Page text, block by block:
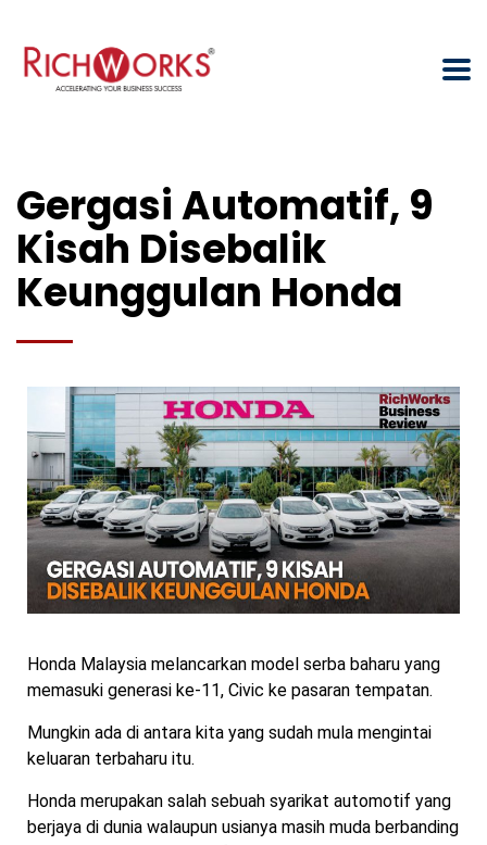
Gergasi Automatif, 9
Kisah Disebalik
Keunggulan Honda
Honda Malaysia melancarkan model serba baharu yang
memasuki generasi ke-11, Civic ke pasaran tempatan.
Mungkin ada di antara kita yang sudah mula mengintai
keluaran terbaharu itu.
Honda merupakan salah sebuah syarikat automotif yang
berjaya di dunia walaupun usianya masih muda berbanding